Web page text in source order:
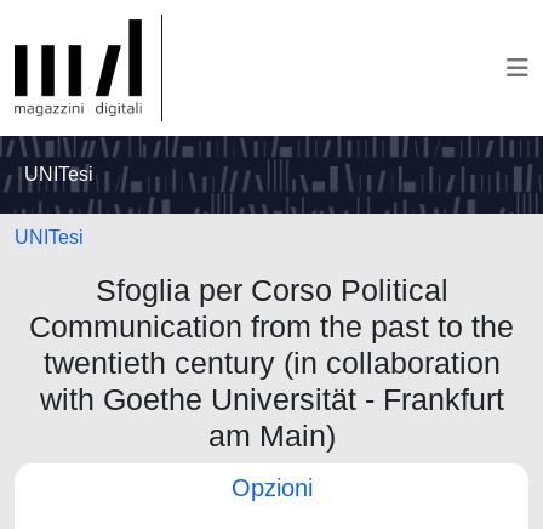
UNITesi
UNITesi
Sfoglia per Corso Political
Communication from the past to the
twentieth century (in collaboration
with Goethe Universität - Frankfurt
am Main)
Opzioni